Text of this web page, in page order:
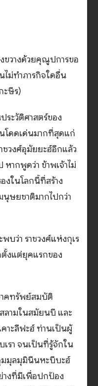
ขวางด้วยคุณูปการขอ
ไม่ทำภารกิจใดอื่น
ะษีร)
ระวัติศาสตร์ของ
โดดเด่นมากที่สุดแก่
ชวงศ์อุมัยยะฮ์อีกแล้ว
หากพูดว่า ข้าพเจ้าไม่
งในโลกนี้ที่สร้าง
ษยชาติมากไปกว่า
บว่า ราชวงศ์แห่งกุเร
ตั้งแต่ยุคแรกของ
คทรัพย์สมบัติ
ลามในสมัยนบี และ
าะลีฟะฮ์ ท่านเป็นผู้
เรา จนเป็นที่รู้จักใน
มุลมุมินีนหะบีบะฮ์
งที่มีเพื่อปกป้อง